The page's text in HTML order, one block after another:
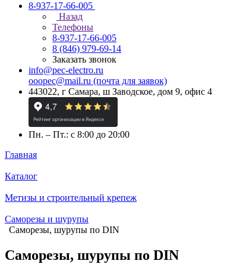
8-937-17-66-005
Назад
Телефоны
8-937-17-66-005
8 (846) 979-69-14
Заказать звонок
info@pec-electro.ru
ooopec@mail.ru (почта для заявок)
443022, г Самара, ш Заводское, дом 9, офис 4
Пн. – Пт.: с 8:00 до 20:00
Главная
Каталог
Метизы и строительный крепеж
Саморезы и шурупы
Саморезы, шурупы по DIN
Саморезы, шурупы по DIN